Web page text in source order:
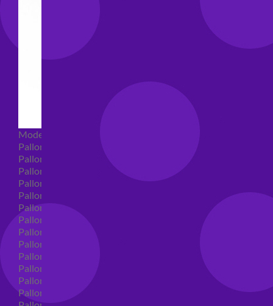
Modellabili
Palloncini mongolfiera in lattice
Palloncini Mini Shape
Palloncini Shape
Palloncini nascita shape
Palloncini Battesimo shape
Palloncini Altre Ricorrenze Shape
Palloncini primo compleanno shape
Palloncini Animali Shape
Palloncini Personaggi shape
Palloncini comunione shape
Palloncini Cresima shape
Palloncini laurea shape
Palloncini compleanno shape